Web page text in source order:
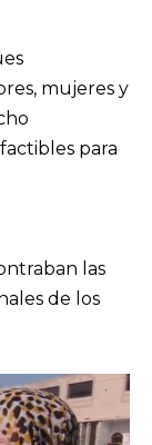
mujeres y
para
las
de los